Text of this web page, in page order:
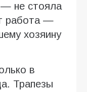
не стояла
работа —
хозяину
в
Трапезы